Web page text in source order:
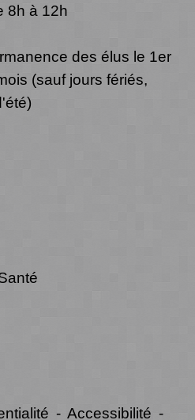
8h à 12h
des élus le 1er
(sauf jours fériés,
- Accessibilité -